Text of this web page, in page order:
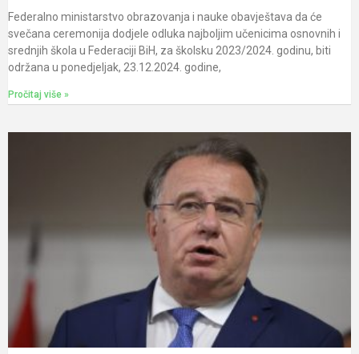
Federalno ministarstvo obrazovanja i nauke obavještava da će
svečana ceremonija dodjele odluka najboljim učenicima osnovnih i
srednjih škola u Federaciji BiH, za školsku 2023/2024. godinu, biti
održana u ponedjeljak, 23.12.2024. godine,
Pročitaj više »